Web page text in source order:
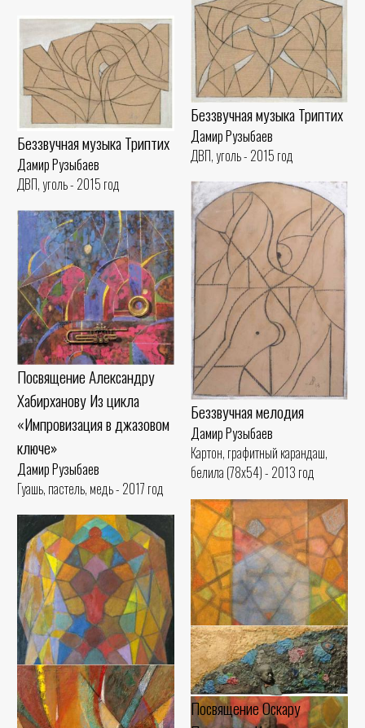
Беззвучная музыка Триптих
Дамир Рузыбаев
ДВП, уголь - 2015 год
Беззвучная музыка Триптих
Дамир Рузыбаев
ДВП, уголь - 2015 год
Беззвучная мелодия
Дамир Рузыбаев
Картон, графитный карандаш,
белила (78x54) - 2013 год
Посвящение Александру
Хабирханову Из цикла
«Импровизация в джазовом
ключе»
Дамир Рузыбаев
Гуашь, пастель, медь - 2017 год
Посвящение Оскару